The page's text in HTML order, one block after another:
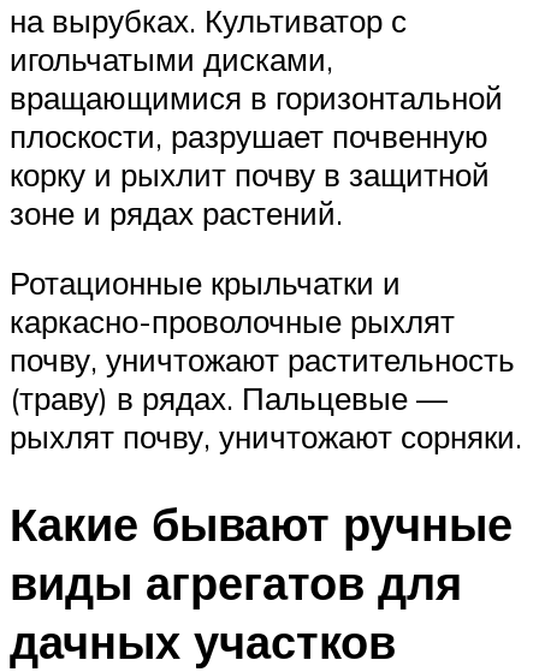
на вырубках. Культиватор с
игольчатыми дисками,
вращающимися в горизонтальной
плоскости, разрушает почвенную
корку и рыхлит почву в защитной
зоне и рядах растений.
Ротационные крыльчатки и
каркасно-проволочные рыхлят
почву, уничтожают растительность
(траву) в рядах. Пальцевые —
рыхлят почву, уничтожают сорняки.
Какие бывают ручные
виды агрегатов для
дачных участков